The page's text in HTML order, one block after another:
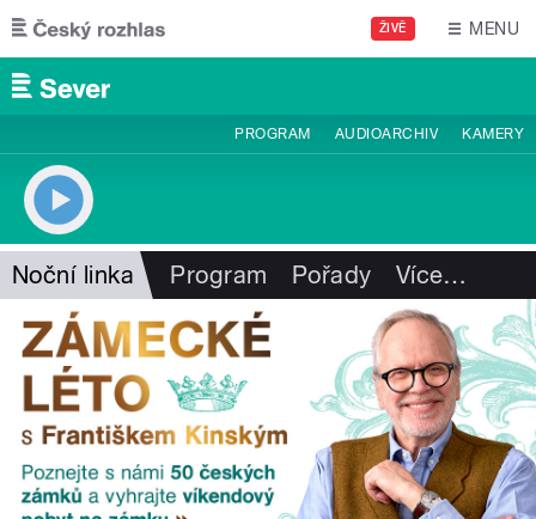
Přejít k hlavnímu obsahu
ŽIVĚ MENU
PROGRAM AUDIOARCHIV KAMERY
Noční linka Program Pořady Více…